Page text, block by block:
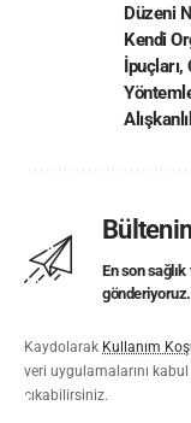
Düzeni
Kendi
İpuçları,
En son
gönderiyoruz.
Kaydolarak Kullanım
veri uygulamalarını
çıkabilirsiniz.